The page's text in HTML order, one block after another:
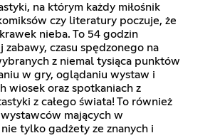
na którym każdy miłośnik
czy literatury poczuje, że
nieba. To 54 godzin
zabawy, czasu spędzonego na
z niemal tysiąca punktów
w gry, oglądaniu wystaw i
wiosek oraz spotkaniach z
z całego świata! To również
mających w
tylko gadżety ze znanych i